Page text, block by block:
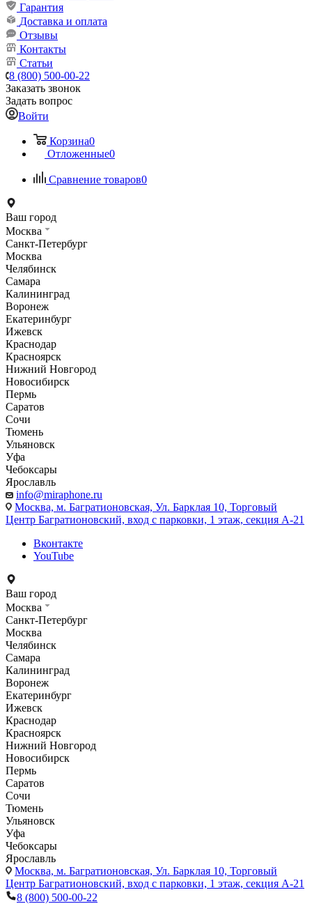
Гарантия
Доставка и оплата
Отзывы
Контакты
Статьи
8 (800) 500-00-22
Заказать звонок
Задать вопрос
Войти
Корзина0
Отложенные0
Сравнение товаров0
Ваш город
Москва
Санкт-Петербург
Москва
Челябинск
Самара
Калининград
Воронеж
Екатеринбург
Ижевск
Краснодар
Красноярск
Нижний Новгород
Новосибирск
Пермь
Саратов
Сочи
Тюмень
Ульяновск
Уфа
Чебоксары
Ярославль
info@miraphone.ru
Москва, м. Багратионовская, Ул. Барклая 10, Торговый
Центр Багратионовский, вход с парковки, 1 этаж, секция А-21
Вконтакте
YouTube
Ваш город
Москва
Санкт-Петербург
Москва
Челябинск
Самара
Калининград
Воронеж
Екатеринбург
Ижевск
Краснодар
Красноярск
Нижний Новгород
Новосибирск
Пермь
Саратов
Сочи
Тюмень
Ульяновск
Уфа
Чебоксары
Ярославль
Москва, м. Багратионовская, Ул. Барклая 10, Торговый
Центр Багратионовский, вход с парковки, 1 этаж, секция А-21
8 (800) 500-00-22